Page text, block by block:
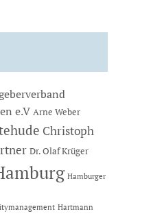
e.V Arne Weber
Christoph
Dr. Olaf Krüger
Hamburger
Hartmann